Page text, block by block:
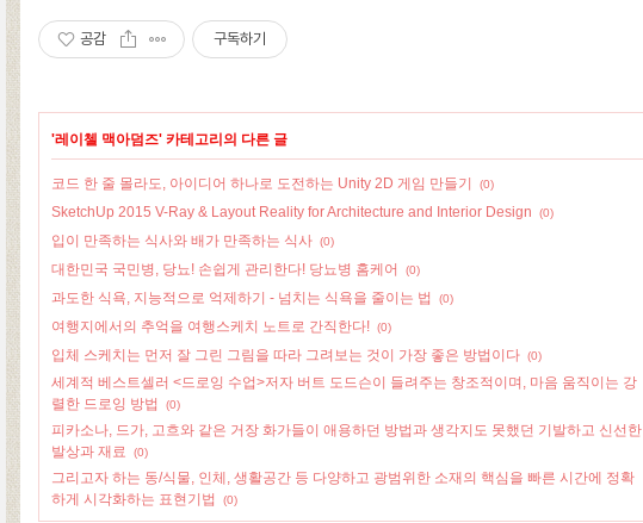
공감 구독하기
'레이첼 맥아덤즈' 카테고리의 다른 글
코드 한 줄 몰라도, 아이디어 하나로 도전하는 Unity 2D 게임 만들기 (0)
SketchUp 2015 V-Ray & Layout Reality for Architecture and Interior Design (0)
입이 만족하는 식사와 배가 만족하는 식사 (0)
대한민국 국민병, 당뇨! 손쉽게 관리한다! 당뇨병 홈케어 (0)
과도한 식욕, 지능적으로 억제하기 - 넘치는 식욕을 줄이는 법 (0)
여행지에서의 추억을 여행스케치 노트로 간직한다! (0)
입체 스케치는 먼저 잘 그린 그림을 따라 그려보는 것이 가장 좋은 방법이다 (0)
세계적 베스트셀러 <드로잉 수업>저자 버트 도드슨이 들려주는 창조적이며, 마음 움직이는 강
렬한 드로잉 방법
(0)
피카소나, 드가, 고흐와 같은 거장 화가들이 애용하던 방법과 생각지도 못했던 기발하고 신선한
발상과 재료
(0)
그리고자 하는 동/식물, 인체, 생활공간 등 다양하고 광범위한 소재의 핵심을 빠른 시간에 정확
하게 시각화하는 표현기법
(0)